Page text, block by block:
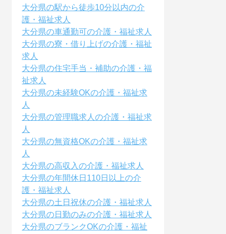
大分県の駅から徒歩10分以内の介
護・福祉求人
大分県の車通勤可の介護・福祉求人
大分県の寮・借り上げの介護・福祉
求人
大分県の住宅手当・補助の介護・福
祉求人
大分県の未経験OKの介護・福祉求
人
大分県の管理職求人の介護・福祉求
人
大分県の無資格OKの介護・福祉求
人
大分県の高収入の介護・福祉求人
大分県の年間休日110日以上の介
護・福祉求人
大分県の土日祝休の介護・福祉求人
大分県の日勤のみの介護・福祉求人
大分県のブランクOKの介護・福祉